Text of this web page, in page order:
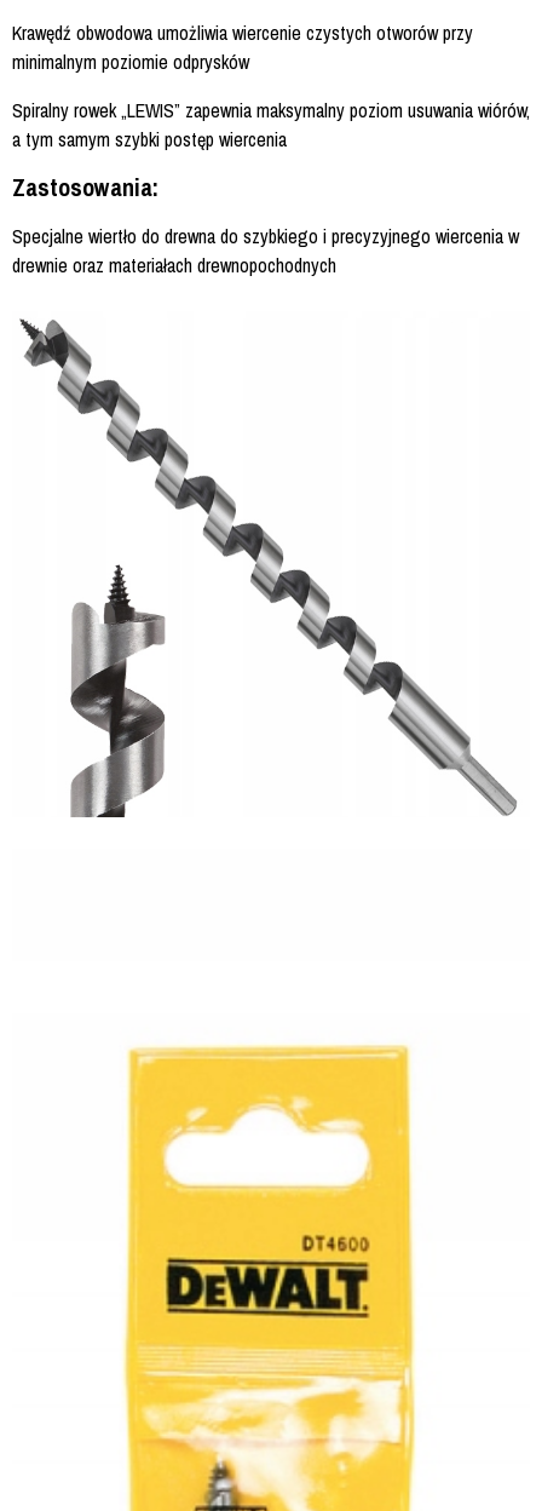
Krawędź obwodowa umożliwia wiercenie czystych otworów przy
minimalnym poziomie odprysków
Spiralny rowek „LEWIS” zapewnia maksymalny poziom usuwania wiórów,
a tym samym szybki postęp wiercenia
Zastosowania:
Specjalne wiertło do drewna do szybkiego i precyzyjnego wiercenia w
drewnie oraz materiałach drewnopochodnych